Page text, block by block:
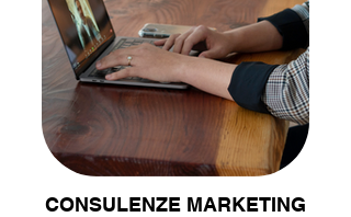
CONSULENZE MARKETING